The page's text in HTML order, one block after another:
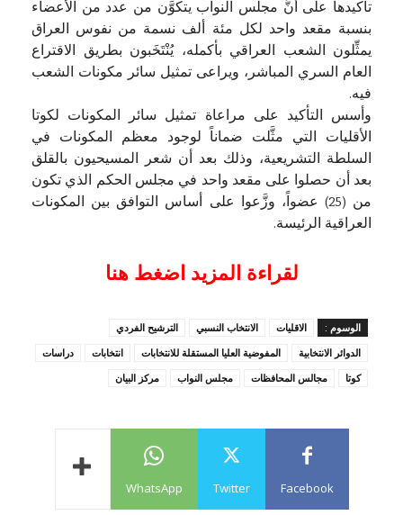
تأكيدها على أنَّ مجلس النواب يتكوَّن من عدد من الأعضاء
بنسبة مقعد واحد لكل مئة ألف نسمة من نفوس العراق
يمثِّلون الشعب العراقي بأكمله، يُنْتَخَبون بطريق الاقتراع
العام السري المباشر، ويراعى تمثيل سائر مكونات الشعب
فيه.
وأسس التأكيد على مراعاة تمثيل سائر المكونات لكوتا
الأقليات التي مثَّلت ضماناً لوجود معظم المكونات في
السلطة التشريعية، وذلك بعد أن شعر المسيحيون بالقلق
بعد أن حصلوا على مقعد واحد في مجلس الحكم الذي تكون
من (25) عضواً، وزَّعوا على أساس التوافق بين المكونات
العراقية الرئيسة.
لقراءة المزيد اضغط هنا
الوسوم : الاقليات الانتخاب النسبي
الترشيح الفردي
الدوائر الانتخابية
المفوضية العليا المستقلة للانتخابات انتخابات
دراسات
كوتا
مجالس المحافظات مجلس النواب مركز البيان
Facebook
Twitter
WhatsApp